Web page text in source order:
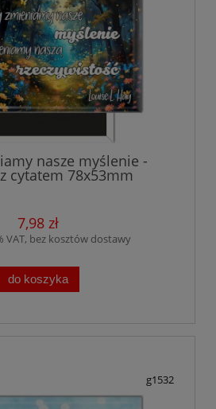
nasze myślenie -
cytatem 78x53mm
7,98 zł
VAT, bez kosztów dostawy
do koszyka
g1532